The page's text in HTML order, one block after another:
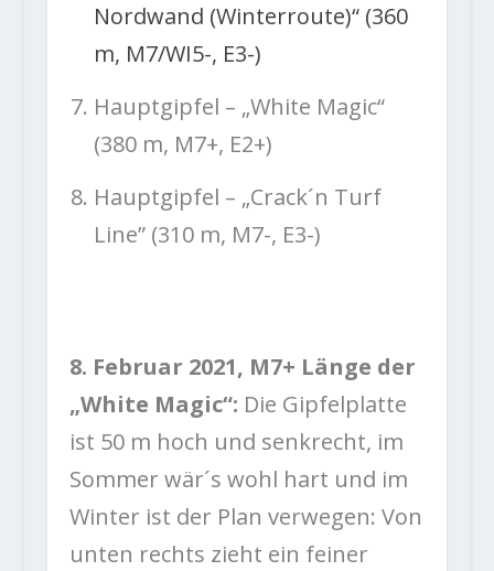
Nordwand (Winterroute)“ (360
m, M7/WI5-, E3-)
Hauptgipfel – „White Magic“
(380 m, M7+, E2+)
Hauptgipfel – „Crack´n Turf
Line” (310 m, M7-, E3-)
8. Februar 2021, M7+ Länge der
„White Magic“: Die Gipfelplatte
ist 50 m hoch und senkrecht, im
Sommer wär´s wohl hart und im
Winter ist der Plan verwegen: Von
unten rechts zieht ein feiner